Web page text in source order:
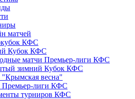
матчей
КФС
Кубок КФС
матчи Премьер-лиги КФС
зимний Кубок КФС
"Крымская весна"
Премьер-лиги КФС
турниров КФС